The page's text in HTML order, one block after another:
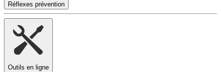
Réflexes prévention
Outils en ligne